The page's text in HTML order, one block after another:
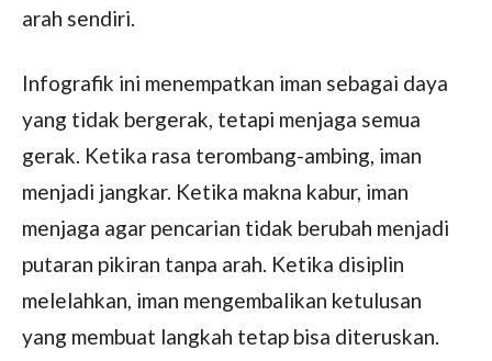
arah sendiri.
Infografik ini menempatkan iman sebagai daya
yang tidak bergerak, tetapi menjaga semua
gerak. Ketika rasa terombang-ambing, iman
menjadi jangkar. Ketika makna kabur, iman
menjaga agar pencarian tidak berubah menjadi
putaran pikiran tanpa arah. Ketika disiplin
melelahkan, iman mengembalikan ketulusan
yang membuat langkah tetap bisa diteruskan.